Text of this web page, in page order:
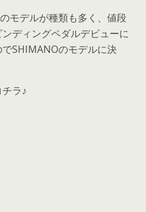
モデルが種類も多く、値段
ディングペダルデビューに
SHIMANOのモデルに決
ラ♪